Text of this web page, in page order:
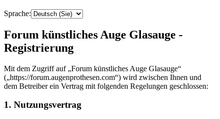
Sprache:
Forum künstliches Auge Glasauge -
Registrierung
Mit dem Zugriff auf „Forum künstliches Auge Glasauge“
(„https://forum.augenprothesen.com“) wird zwischen Ihnen und
dem Betreiber ein Vertrag mit folgenden Regelungen geschlossen:
1. Nutzungsvertrag